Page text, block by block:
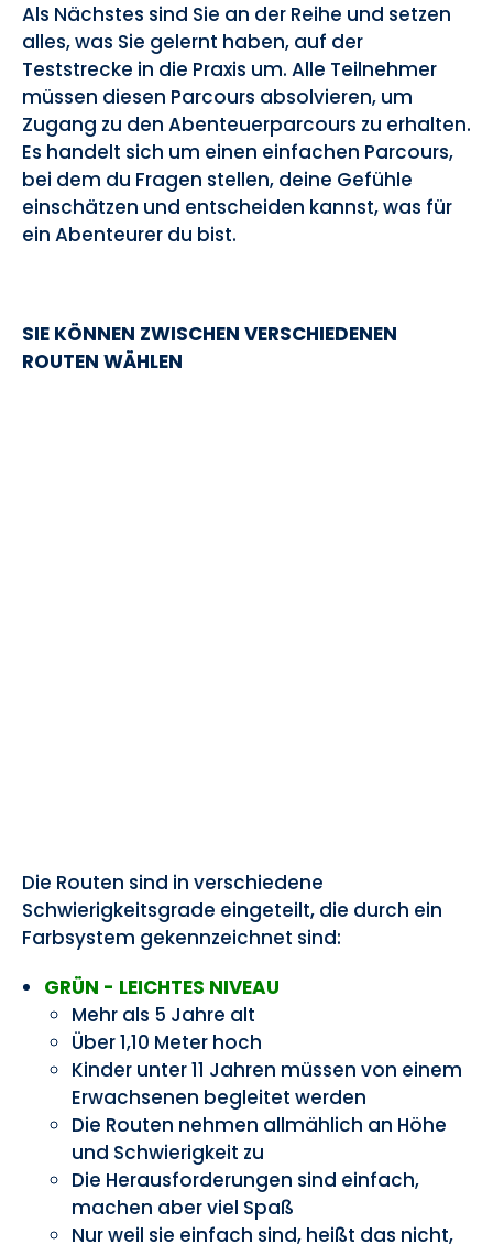
Als Nächstes sind Sie an der Reihe und setzen
alles, was Sie gelernt haben, auf der
Teststrecke in die Praxis um. Alle Teilnehmer
müssen diesen Parcours absolvieren, um
Zugang zu den Abenteuerparcours zu erhalten.
Es handelt sich um einen einfachen Parcours,
bei dem du Fragen stellen, deine Gefühle
einschätzen und entscheiden kannst, was für
ein Abenteurer du bist.
SIE KÖNNEN ZWISCHEN VERSCHIEDENEN
ROUTEN WÄHLEN
Die Routen sind in verschiedene
Schwierigkeitsgrade eingeteilt, die durch ein
Farbsystem gekennzeichnet sind:
GRÜN - LEICHTES NIVEAU
Mehr als 5 Jahre alt
Über 1,10 Meter hoch
Kinder unter 11 Jahren müssen von einem
Erwachsenen begleitet werden
Die Routen nehmen allmählich an Höhe
und Schwierigkeit zu
Die Herausforderungen sind einfach,
machen aber viel Spaß
Nur weil sie einfach sind, heißt das nicht,